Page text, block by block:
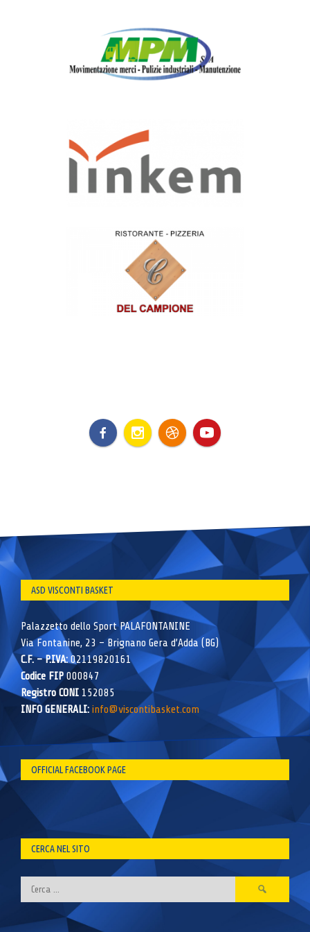
ASD VISCONTI BASKET
Palazzetto dello Sport PALAFONTANINE
Via Fontanine, 23 – Brignano Gera d’Adda (BG)
C.F. – P.IVA:02119820161
Codice FIP000847
Registro CONI 152085
INFO GENERALI: info@viscontibasket.com
OFFICIAL FACEBOOK PAGE
CERCA NEL SITO
Ricerca
per: